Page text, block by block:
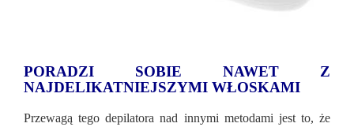
PORADZI SOBIE NAWET Z
NAJDELIKATNIEJSZYMI WŁOSKAMI
Przewagą tego depilatora nad innymi metodami jest to, że